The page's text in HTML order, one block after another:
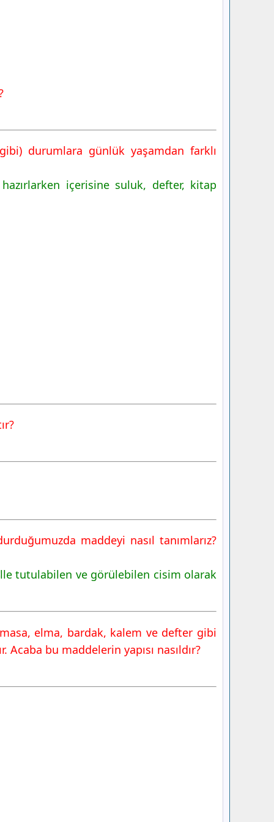
durumlara günlük yaşamdan farklı
içerisine suluk, defter, kitap
maddeyi nasıl tanımlarız?
tutulabilen ve görülebilen cisim olarak
elma, bardak, kalem ve defter gibi
bu maddelerin yapısı nasıldır?